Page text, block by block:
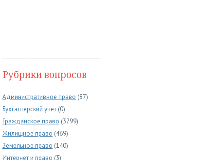
Рубрики вопросов
Административное право (87)
Бухгалтерский учет (0)
Гражданское право (3799)
Жилищное право (469)
Земельное право (140)
Интернет и право (3)